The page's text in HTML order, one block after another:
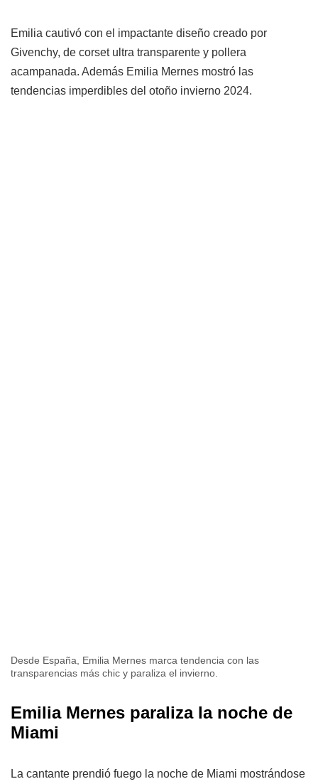
Emilia cautivó con el impactante diseño creado por
Givenchy, de corset ultra transparente y pollera
acampanada. Además Emilia Mernes mostró las
tendencias imperdibles del otoño invierno 2024.
Desde España, Emilia Mernes marca tendencia con las
transparencias más chic y paraliza el invierno.
Emilia Mernes paraliza la noche de
Miami
La cantante prendió fuego la noche de Miami mostrándose